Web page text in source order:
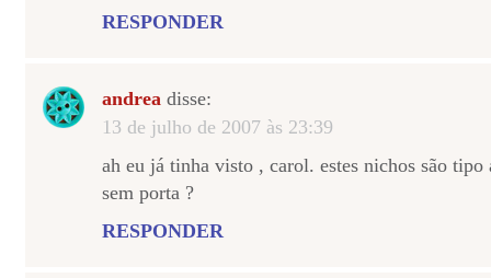
RESPONDER
andrea disse:
13 de julho de 2007 às 23:39
ah eu já tinha visto , carol. estes nichos são tipo
sem porta ?
RESPONDER